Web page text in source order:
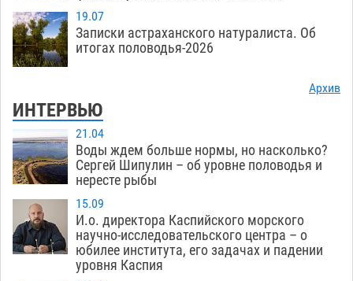
19.07
Записки астраханского натуралиста. Об
итогах половодья-2026
Архив
ИНТЕРВЬЮ
21.04
Воды ждем больше нормы, но насколько?
Сергей Шипулин – об уровне половодья и
нересте рыбы
15.09
И.о. директора Каспийского морского
научно-исследовательского центра – о
юбилее института, его задачах и падении
уровня Каспия